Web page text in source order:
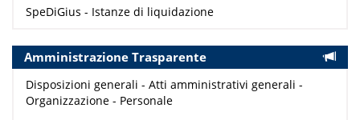
SpeDiGius - Istanze di liquidazione
Amministrazione Trasparente
Disposizioni generali - Atti amministrativi generali -
Organizzazione - Personale